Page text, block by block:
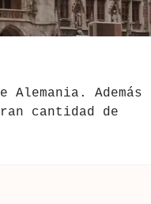
Además
cantidad de